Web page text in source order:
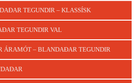
TEGUNDIR – KLASSÍSK
TEGUNDIR VAL
ÁRAMÓT – BLANDAÐAR TEGUNDIR